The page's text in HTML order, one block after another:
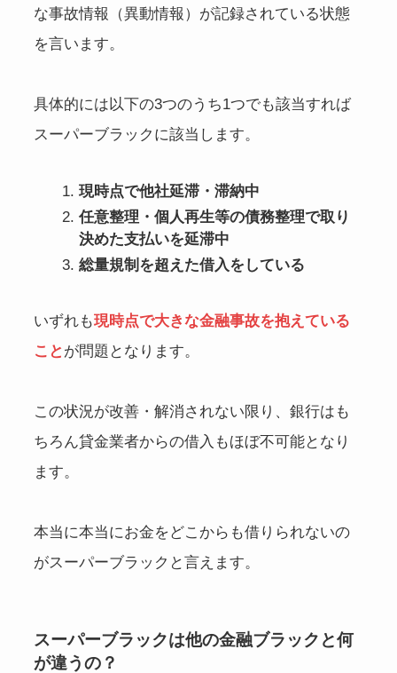
な事故情報（異動情報）が記録されている状態
を言います。
具体的には以下の3つのうち1つでも該当すれば
スーパーブラックに該当します。
現時点で他社延滞・滞納中
任意整理・個人再生等の債務整理で取り
決めた支払いを延滞中
総量規制を超えた借入をしている
いずれも現時点で大きな金融事故を抱えている
こと が問題となります。
この状況が改善・解消されない限り、銀行はも
ちろん貸金業者からの借入もほぼ不可能となり
ます。
本当に本当にお金をどこからも借りられないの
がスーパーブラックと言えます。
スーパーブラックは他の金融ブラックと何
が違うの？